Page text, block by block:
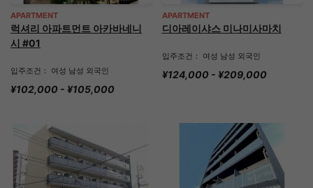
APARTMENT
럭셔리 아파트먼트 아카바네니
시 #01
입주조건： 여성 남성 외국인
¥102,000 - ¥105,000
APARTMENT
디아레이샤스 미나미사마치
입주조건： 여성 남성 외국인
¥124,000 - ¥209,000